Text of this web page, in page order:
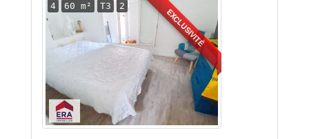
EXCLUSIVITÉ
4 60 m² T3 2